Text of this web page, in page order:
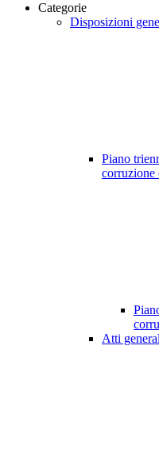
Categorie
Disposizioni
Piano
corruzione
Atti